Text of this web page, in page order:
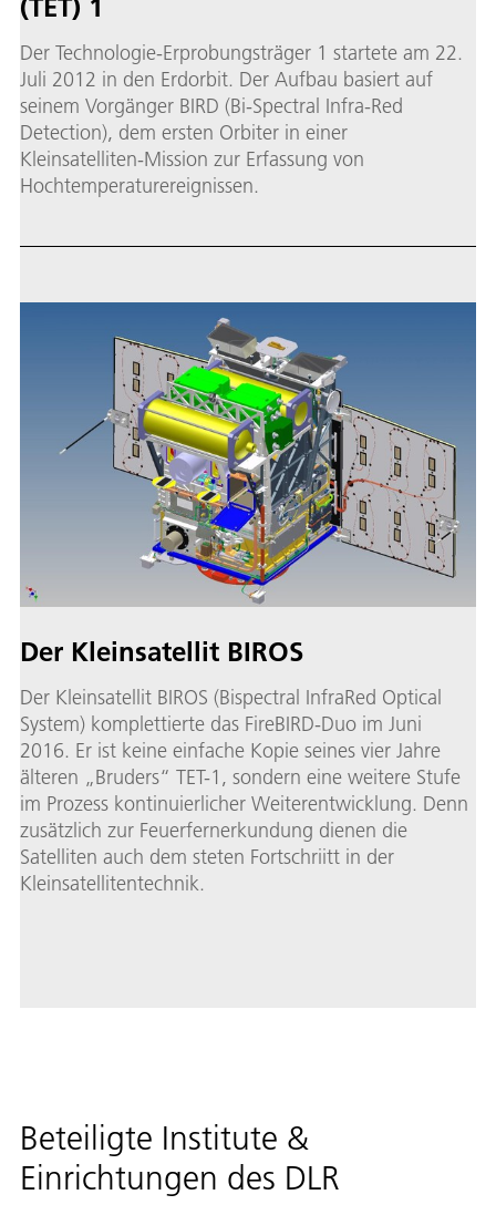
(TET) 1
Der Technologie-Erprobungsträger 1 startete am 22.
Juli 2012 in den Erdorbit. Der Aufbau basiert auf
seinem Vorgänger BIRD (Bi-Spectral Infra-Red
Detection), dem ersten Orbiter in einer
Kleinsatelliten-Mission zur Erfassung von
Hochtemperaturereignissen.
Der Klein­sa­tel­lit BI­ROS
Der Kleinsatellit BIROS (Bispectral InfraRed Optical
System) komplettierte das FireBIRD-Duo im Juni
2016. Er ist keine einfache Kopie seines vier Jahre
älteren „Bruders“ TET-1, sondern eine weitere Stufe
im Prozess kontinuierlicher Weiterentwicklung. Denn
zusätzlich zur Feuer­fern­erkundung dienen die
Satelliten auch dem steten Fortschriitt in der
Kleinsatellitentechnik.
Beteiligte Institute &
Einrichtungen des DLR